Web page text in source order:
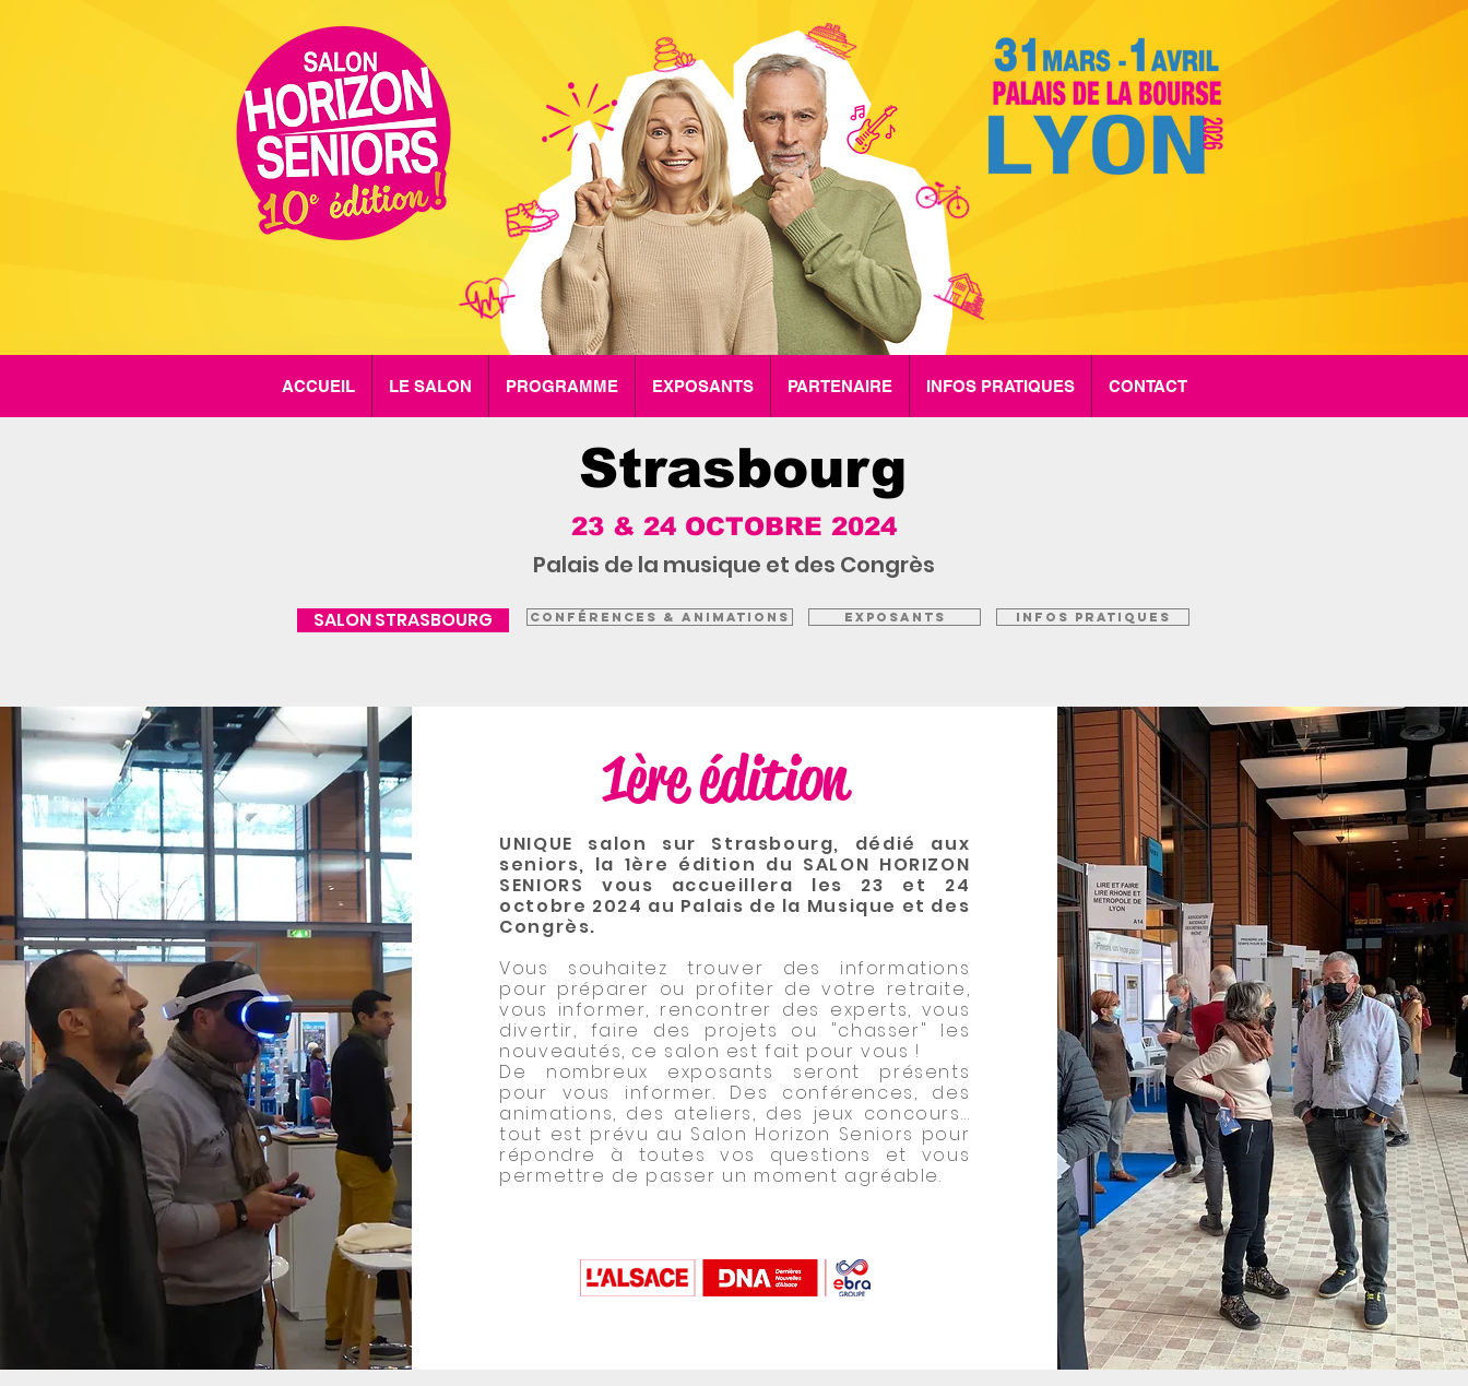
ACCUEIL LE SALON PROGRAMME EXPOSANTS PARTENAIRE INFOS PRATIQUES CONTACT
Strasbourg
23 & 24 OCTOBRE 2024
Palais de la musique et des Congrès
EXPOSANTS INFOS PRATIQUES
SALON STRASBOURG CONFÉRENCES & ANIMATIONS
1ère édition
UNIQUE salon sur Strasbourg, dédié aux
seniors, la 1ère édition du SALON HORIZON
SENIORS vous accueillera les 23 et 24
octobre 2024 au Palais de la Musique et des
Congrès.
Vous souhaitez trouver des informations
pour préparer ou profiter de votre retraite,
vous informer, rencontrer des experts, vous
divertir, faire des projets ou "chasser" les
nouveautés, ce salon est fait pour vous !
De nombreux exposants seront présents
pour vous informer. Des conférences, des
animations, des ateliers, des jeux concours…
tout est prévu au Salon Horizon Seniors pour
répondre à toutes vos questions et vous
permettre de passer un moment agréable.